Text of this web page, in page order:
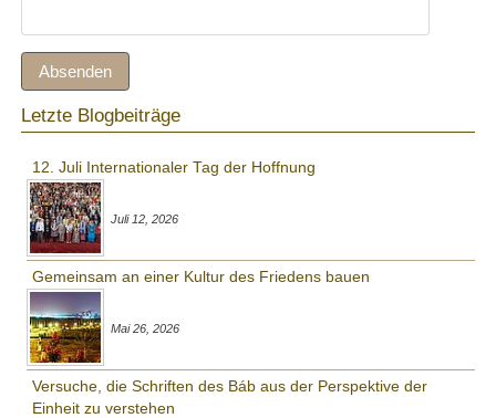
Absenden
Letzte Blogbeiträge
12. Juli Internationaler Tag der Hoffnung
Juli 12, 2026
Gemeinsam an einer Kultur des Friedens bauen
Mai 26, 2026
Versuche, die Schriften des Báb aus der Perspektive der
Einheit zu verstehen